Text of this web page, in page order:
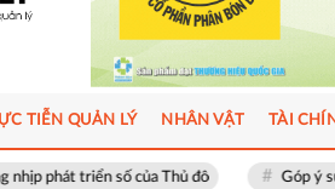
Thủ đô Góp ý sửa đổi Luật Kinh
TIỄN QUẢN LÝ NHÂN VẬT TÀI